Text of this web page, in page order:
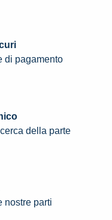
di pagamento
della parte
nostre parti